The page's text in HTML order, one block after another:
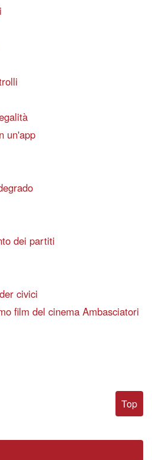
un'app
dei partiti
civici
film del cinema Ambasciatori
Top